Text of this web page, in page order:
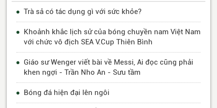
Trà sả có tác dụng gì với sức khỏe?
Khoảnh khắc lịch sử của bóng chuyền nam Việt Nam
với chức vô địch SEA V.Cup Thiên Bình
Giáo sư Wenger viết bài về Messi, Ai đọc cũng phải
khen ngợi - Trần Nho An - Sưu tầm
Bóng đá hiện đại lên ngôi